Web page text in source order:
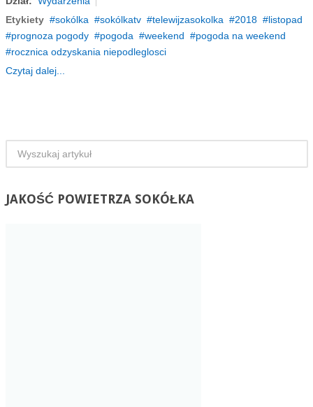
Etykiety
sokólka sokólkatv telewijzasokolka 2018
listopad
prognoza pogody
pogoda weekend
pogoda na weekend
rocznica odzyskania niepodleglosci
Czytaj dalej...
JAKOŚĆPOWIETRZA SOKÓŁKA